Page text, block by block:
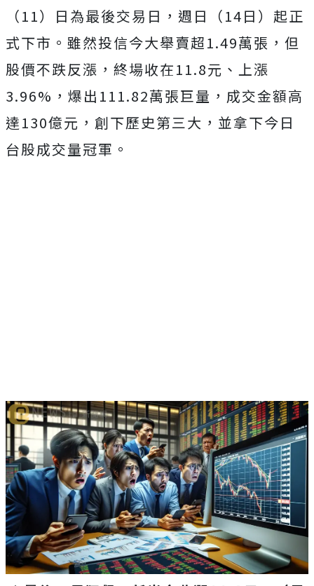
（11）日為最後交易日，週日（14日）起正
式下市。雖然投信今大舉賣超1.49萬張，但
股價不跌反漲，終場收在11.8元、上漲
3.96%，爆出111.82萬張巨量，成交金額高
達130億元，創下歷史第三大，並拿下今日
台股成交量冠軍。